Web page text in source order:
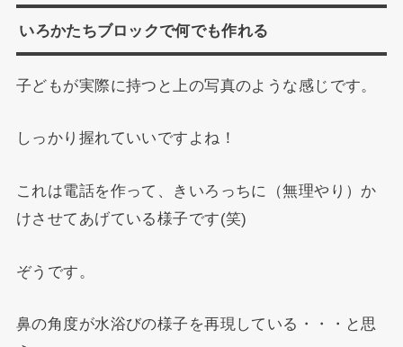
いろかたちブロックで何でも作れる
子どもが実際に持つと上の写真のような感じです。
しっかり握れていいですよね！
これは電話を作って、きいろっちに（無理やり）か
けさせてあげている様子です(笑)
ぞうです。
鼻の角度が水浴びの様子を再現している・・・と思